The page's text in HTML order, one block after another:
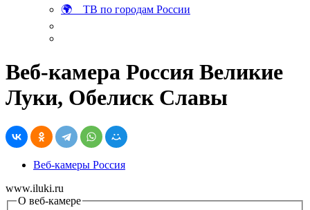
🌍 ТВ по городам России
Веб-камера Россия Великие
Луки, Обелиск Славы
Веб-камеры Россия
www.iluki.ru
О веб-камере